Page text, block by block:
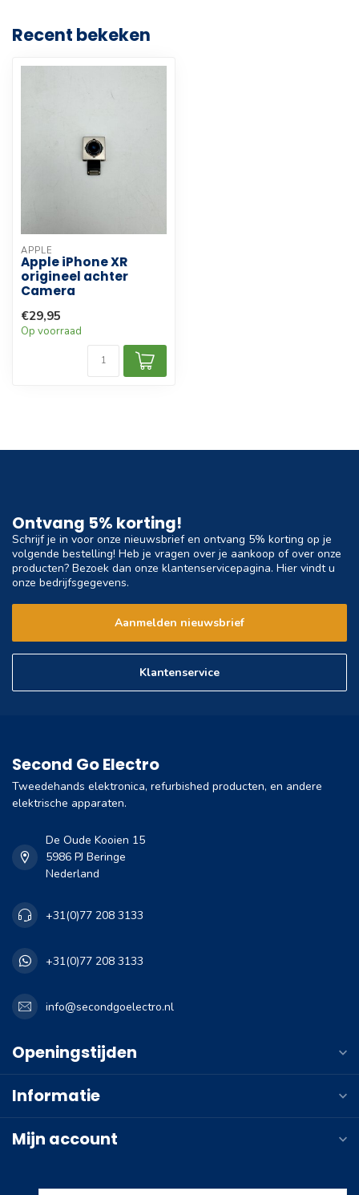
Recent bekeken
APPLE
Apple iPhone XR
origineel achter
Camera
€29,95
Op voorraad
Ontvang 5% korting!
Schrijf je in voor onze nieuwsbrief en ontvang 5% korting op je
volgende bestelling! Heb je vragen over je aankoop of over onze
producten? Bezoek dan onze klantenservicepagina. Hier vindt u
onze bedrijfsgegevens.
Aanmelden nieuwsbrief
Klantenservice
Second Go Electro
Tweedehands elektronica, refurbished producten, en andere
elektrische apparaten.
De Oude Kooien 15
5986 PJ Beringe
Nederland
+31(0)77 208 3133
+31(0)77 208 3133
info@secondgoelectro.nl
Openingstijden
Informatie
Mijn account